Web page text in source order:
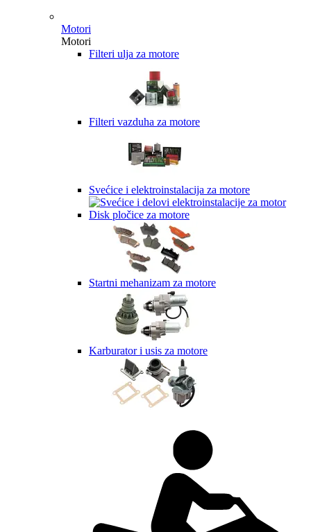
Motori
Motori
Filteri ulja za motore
Filteri vazduha za motore
Svećice i elektroinstalacija za motore
Disk pločice za motore
Startni mehanizam za motore
Karburator i usis za motore